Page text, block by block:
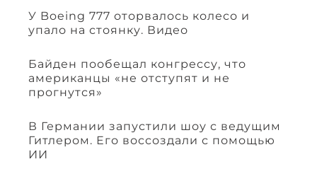
У Boeing 777 оторвалось колесо и
упало на стоянку. Видео
Байден пообещал конгрессу, что
американцы «не отступят и не
прогнутся»
В Германии запустили шоу с ведущим
Гитлером. Его воссоздали с помощью
ИИ